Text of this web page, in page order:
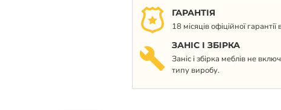
ГАРАНТІЯ
18 місяців офіційної
ЗАНІС І ЗБІРКА
Заніс і збірка меблів не
типу виробу.